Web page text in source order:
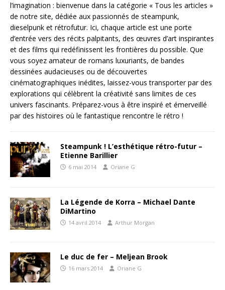
l’imagination : bienvenue dans la catégorie « Tous les articles »
de notre site, dédiée aux passionnés de steampunk,
dieselpunk et rétrofutur. Ici, chaque article est une porte
d’entrée vers des récits palpitants, des œuvres d’art inspirantes
et des films qui redéfinissent les frontières du possible. Que
vous soyez amateur de romans luxuriants, de bandes
dessinées audacieuses ou de découvertes
cinématographiques inédites, laissez-vous transporter par des
explorations qui célèbrent la créativité sans limites de ces
univers fascinants. Préparez-vous à être inspiré et émerveillé
par des histoires où le fantastique rencontre le rétro !
Steampunk ! L’esthétique rétro-futur –
Etienne Barillier
6 mai 2014 Oriane G
La Légende de Korra – Michael Dante
DiMartino
14 avril 2014 Arthur Morgan
Le duc de fer – Meljean Brook
16 mars 2014 Oriane G